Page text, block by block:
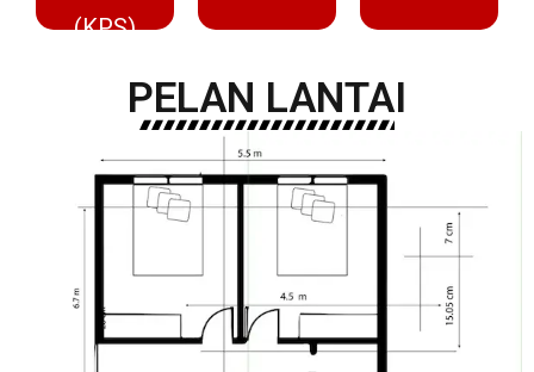
(KPS)
PELAN LANTAI